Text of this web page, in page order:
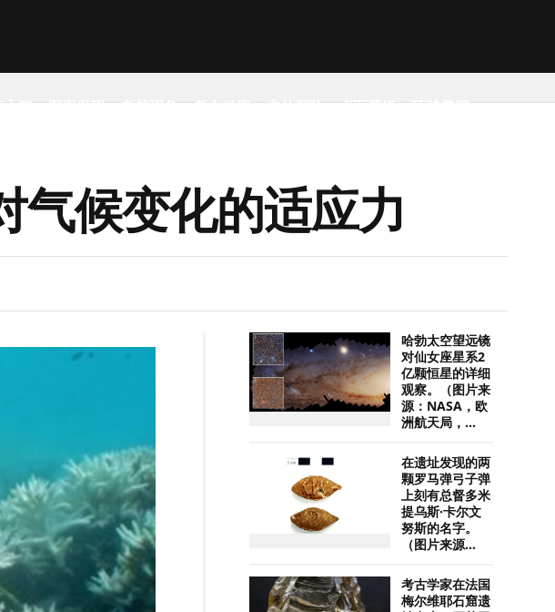
谜 探索发现 自然现象 考古发现 户外探险 桌面壁纸 环球趣闻
气候变化的适应力
哈勃太空望远镜
对仙女座星系2
亿颗恒星的详细
观察。（图片来
源：NASA，欧
洲航天局，...
在遗址发现的两
颗罗马弹弓子弹
上刻有总督多米
提乌斯·卡尔文
努斯的名字。
（图片来源...
考古学家在法国
梅尔维耶石窟遗